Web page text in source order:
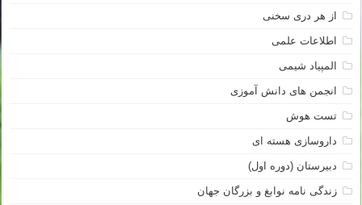
از هر دری سخنی
اطلاعات علمی
المپیاد شیمی
انجمن های دانش آموزی
تست هوش
داروسازی هسته ای
دبیرستان (دوره اول)
زندگی نامه نوابغ و بزرگان جهان